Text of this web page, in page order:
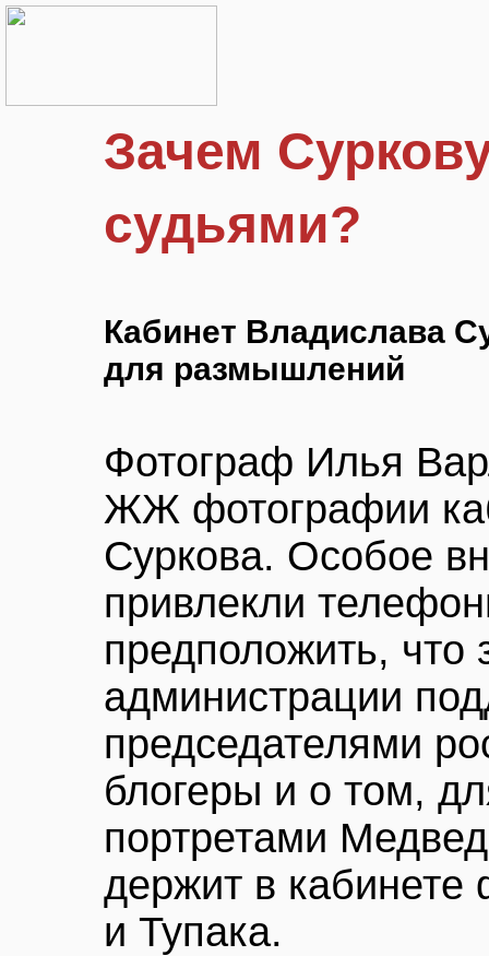
Зачем
судьями?
Кабинет Владислава
для размышлений
Фотограф Илья
ЖЖ фотографии
Суркова. Особое
привлекли
предположить, что
администрации
председателями
блогеры и о том,
портретами
держит в
и Тупака.